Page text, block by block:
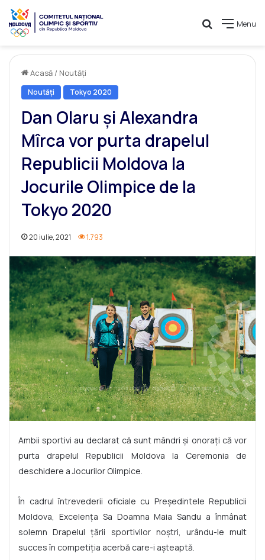
Menu
Caută
Acasă / Noutăți
Noutăți Tokyo 2020
Dan Olaru și Alexandra
Mîrca vor purta drapelul
Republicii Moldova la
Jocurile Olimpice de la
Tokyo 2020
20 iulie, 2021 1.793
Ambii sportivi au declarat că sunt mândri și onorați că vor
purta drapelul Republicii Moldova la Ceremonia de
deschidere a Jocurilor Olimpice.
În cadrul întrevederii oficiale cu Președintele Republicii
Moldova, Excelența Sa Doamna Maia Sandu a înmânat
solemn Drapelul țării sportivilor noștri, urându-le mult
succes în competiția acerbă care-i așteaptă.